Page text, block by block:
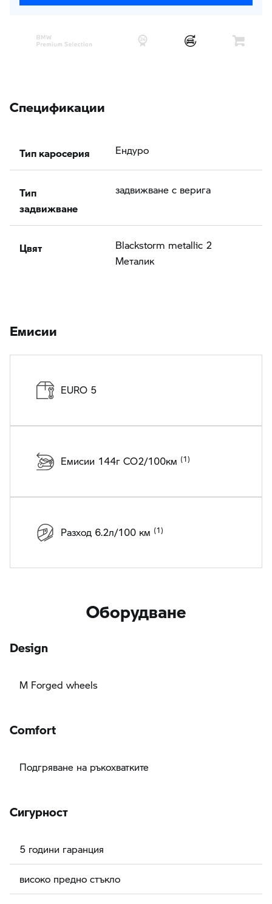
Спецификации
Тип каросерия Ендуро
Тип
задвижване
задвижване с верига
Цвят
Blackstorm metallic 2
Meталик
Eмисии
EURO 5
Емисии 144г CO2/100км
Разход 6.2л/100 км
Оборудване
Design
M Forged wheels
Comfort
Подгряване на ръкохватките
Сигурност
5 години гаранция
високо предно стъкло